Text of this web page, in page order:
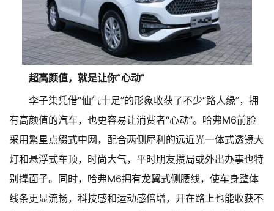
超高颜值，就是让你“心动”
李子柒凭借“仙气十足”的形象收获了不少“路人缘”，拥
有高颜值的汽车，也更容易让消费者“心动”。哈弗M6前脸
采用繁星点缀式中网，配合两侧犀利的远近光一体式透镜大
灯和悬浮式车顶，时尚大气，平时朋友攒局或外出办事也特
别撑面子。同时，哈弗M6拥有龙翼式侧腰线，使车身整体
线条更显流畅，科技感和运动感倍增，开在路上也能收获不